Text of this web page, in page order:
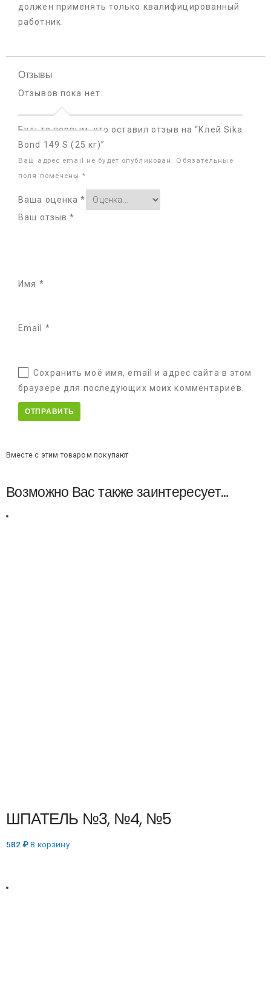
должен применять только квалифицированный
работник.
Отзывы
Отзывов пока нет.
Будьте первым, кто оставил отзыв на “Клей Sika
Bond 149 S (25 кг)”
Ваш адрес email не будет опубликован. Обязательные
поля помечены *
Ваша оценка*
Ваш отзыв*
Имя *
Email *
Сохранить моё имя, email и адрес сайта в этом
браузере для последующих моих комментариев.
Вместе с этим товаром покупают
Возможно Вас также заинтересует…
ШПАТЕЛЬ №3, №4, №5
582 ₽ В корзину